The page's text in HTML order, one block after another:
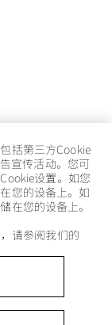
括第三方Cookie
宣传活动。您可
设置。如您
您的设备上。如
在您的设备上。
请参阅我们的